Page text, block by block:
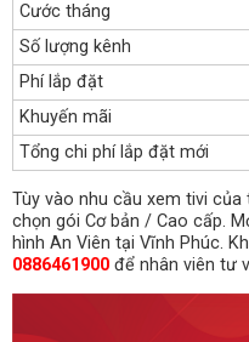
Cước tháng
Số lượng kênh
Phí lắp đặt
Khuyến mãi
Tổng chi phí lắp đặt mới
Tùy vào nhu cầu xem tivi
chọn gói Cơ bản / Cao cấp.
hình An Viên tại Vĩnh Phúc.
0886461900 để nhân viên tư